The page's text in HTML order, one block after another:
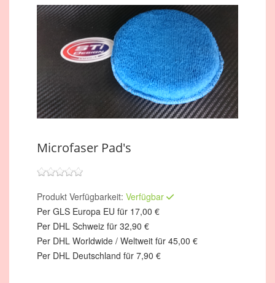
Microfaser Pad's
Produkt Verfügbarkeit: Verfügbar
Per GLS Europa EU für 17,00 €
Per DHL Schweiz für 32,90 €
Per DHL Worldwide / Weltweit für 45,00 €
Per DHL Deutschland für 7,90 €